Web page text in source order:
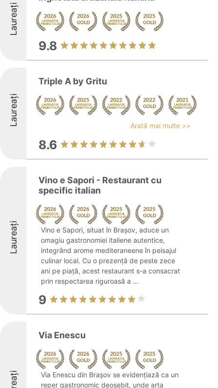
Laureați
9.8
Laureați
Triple A by Gritu
Arată mai multe >>
8.6
Laureați
Vino e Sapori - Restaurant cu
specific italian
Vino e Sapori, situat în Brașov, aduce un
omagiu gastronomiei italiene autentice,
integrând arome mediteraneene în peisajul
culinar local. Cu o prezență de peste zece
ani pe piață, acest restaurant s-a consacrat
prin respectarea riguroasă a ...
9
Via Enescu
Via Enescu din Brașov se evidențiază ca un
reper gastronomic deosebit, unde arta